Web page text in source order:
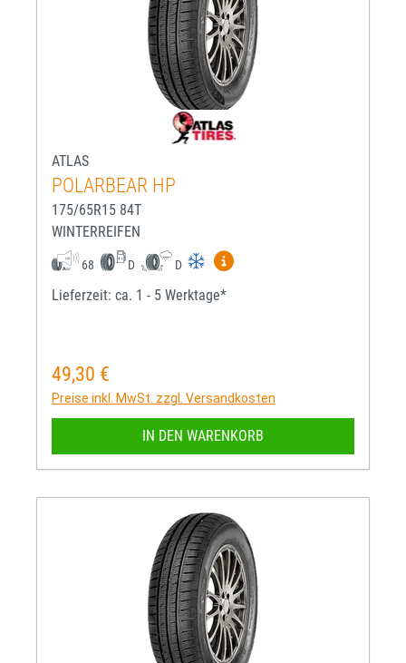
ATLAS
POLARBEAR HP
175/65R15 84T
WINTERREIFEN
68 D D
Mehr Informationen zum
Lieferzeit: ca. 1 - 5 Werktage*
Regulärer Preis:
49,30 €
Preise inkl. MwSt. zzgl. Versandkosten
IN DEN WARENKORB